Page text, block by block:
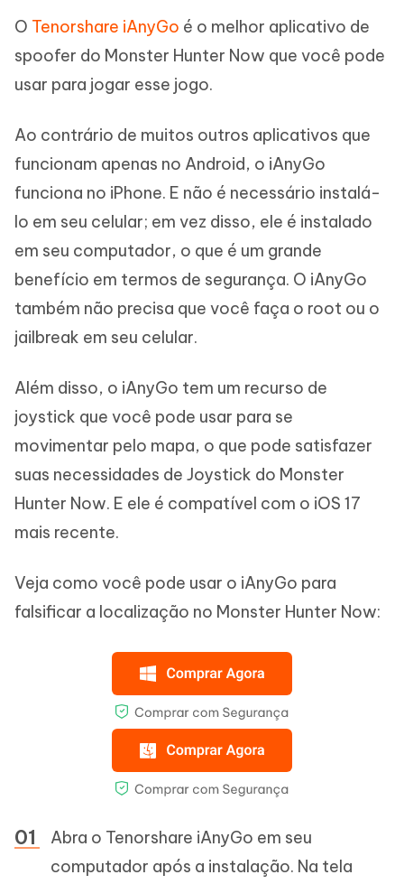
O Tenorshare iAnyGo é o melhor aplicativo de
spoofer do Monster Hunter Now que você pode
usar para jogar esse jogo.
Ao contrário de muitos outros aplicativos que
funcionam apenas no Android, o iAnyGo
funciona no iPhone. E não é necessário instalá-
lo em seu celular; em vez disso, ele é instalado
em seu computador, o que é um grande
benefício em termos de segurança. O iAnyGo
também não precisa que você faça o root ou o
jailbreak em seu celular.
Além disso, o iAnyGo tem um recurso de
joystick que você pode usar para se
movimentar pelo mapa, o que pode satisfazer
suas necessidades de Joystick do Monster
Hunter Now. E ele é compatível com o iOS 17
mais recente.
Veja como você pode usar o iAnyGo para
falsificar a localização no Monster Hunter Now:
Abra o Tenorshare iAnyGo em seu
computador após a instalação. Na tela